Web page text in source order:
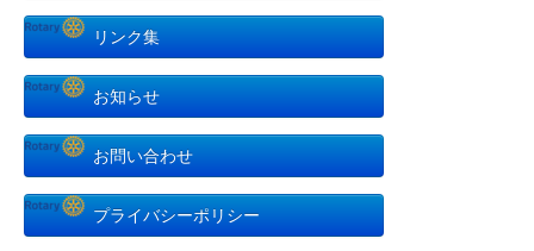
リンク集
お知らせ
お問い合わせ
プライバシーポリシー